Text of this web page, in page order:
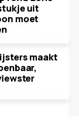
uit
moet
maakt